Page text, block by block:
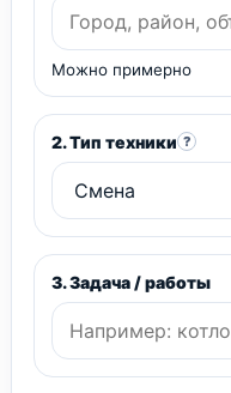
Можно примерно
2. Тип техники ?
3. Задача / работы